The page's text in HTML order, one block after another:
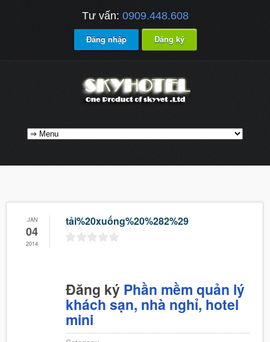
Tư vấn: 0909.448.608
Đăng nhập Đăng ký
JAN
04
2014
tải%20xuống%20%282%29
Đăng ký Phần mềm quản lý
khách sạn, nhà nghỉ, hotel
mini